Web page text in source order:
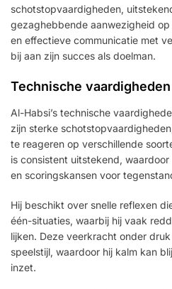
schotstopvaardigheden,
gezaghebbende aanwezigheid
en effectieve communicatie met
bij aan zijn succes als doelman.
Technische
Al-Habsi’s technische
zijn sterke
te reageren op verschillende
is consistent uitstekend,
en scoringskansen voor
Hij beschikt over snelle reflexen
één-situaties, waarbij hij vaak
lijken. Deze veerkracht onder
speelstijl, waardoor hij kalm kan
inzet.